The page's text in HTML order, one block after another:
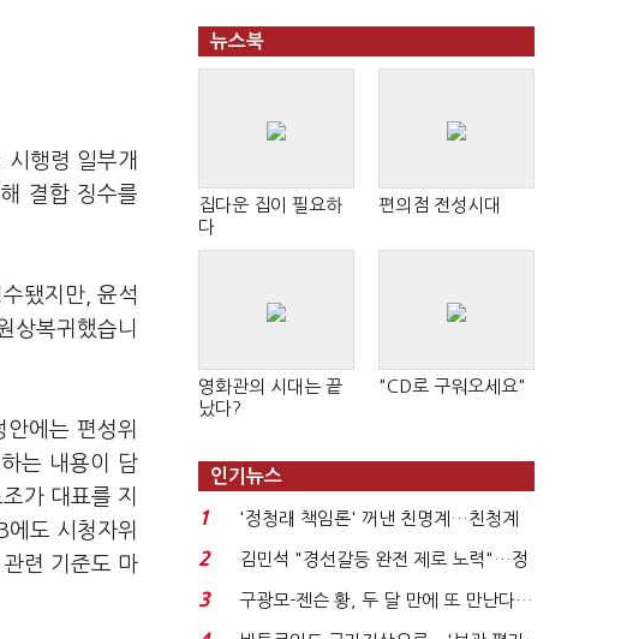
시행령 일부개
결합 징수를
됐지만, 윤석
상복귀했습니
에는 편성위
는 내용이 담
가 대표를 지
도 시청자위
련 기준도 마
뉴스북
집다운 집이 필요하
다
편의점 전성시대
영화관의 시대는 끝
났다?
"CD로 구워오세요"
인기뉴스
1
'정청래 책임론' 꺼낸 친명계…친청계
는 추가투표 때리기...
2
김민석 "경선갈등 완전 제로 노력"…정
청래 "반명 공세 사...
3
구광모-젠슨 황, 두 달 만에 또 만난다…
로봇·AI 등 논...